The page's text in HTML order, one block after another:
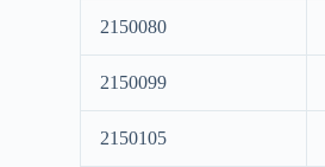
2150080
2150099
2150105